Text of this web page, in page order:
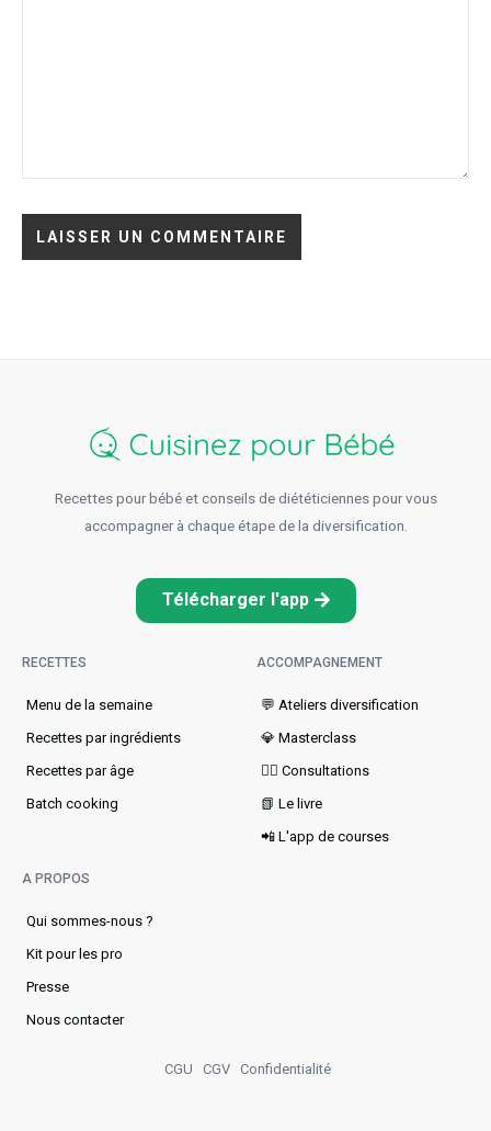
Recettes pour bébé et conseils de diététiciennes pour vous
accompagner à chaque étape de la diversification.
Télécharger l'app
RECETTES
Menu de la semaine​
Recettes par ingrédients
Recettes par âge
Batch cooking
ACCOMPAGNEMENT
💬 Ateliers diversification
💎 Masterclass
👩‍⚕️ Consultations
📗 Le livre
📲 L'app de courses
A PROPOS
Qui sommes-nous ?
Kit pour les pro
Presse
Nous contacter
CGU CGV Confidentialité